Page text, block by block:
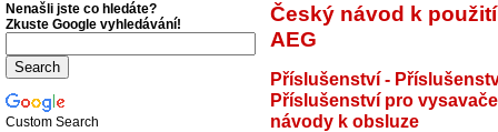
Český návod k
AEG
Příslušenství -
Příslušenství pro
návody k obsluze
Nenašli jste co hledáte?
Zkuste Google vyhledávání!
Custom Search